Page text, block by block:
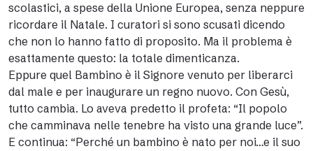
scolastici, a spese della Unione Europea, senza neppure
ricordare il Natale. I curatori si sono scusati dicendo
che non lo hanno fatto di proposito. Ma il problema è
esattamente questo: la totale dimenticanza.
Eppure quel Bambino è il Signore venuto per liberarci
dal male e per inaugurare un regno nuovo. Con Gesù,
tutto cambia. Lo aveva predetto il profeta: “Il popolo
che camminava nelle tenebre ha visto una grande luce”.
E continua: “Perché un bambino è nato per noi…e il suo